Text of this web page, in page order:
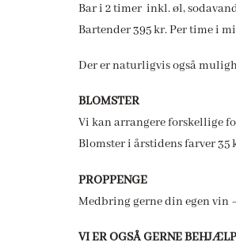
Bar i 2 timer inkl. øl,
Bartender 395 kr. Per time i
Der er naturligvis også
BLOMSTER
Vi kan arrangere forskellige
Blomster i årstidens farver 35
PROPPENGE
Medbring gerne din egen vin
VI ER OGSÅ GERNE